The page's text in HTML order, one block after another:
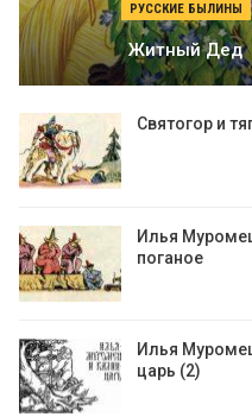
РУССКИЕ БЫЛИНЫ
Житный Дед
Святогор и
Илья
поганое
Илья
царь (2)